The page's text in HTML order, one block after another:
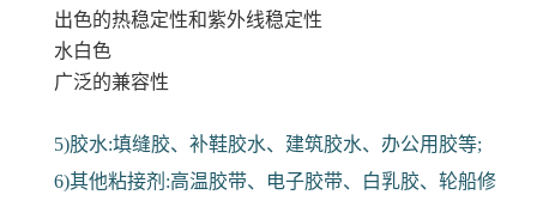
出色的热稳定性和紫外线稳定性
水白色
广泛的兼容性
5)胶水:填缝胶、补鞋胶水、建筑胶水、办公用胶等;
6)其他粘接剂:高温胶带、电子胶带、白乳胶、轮船修